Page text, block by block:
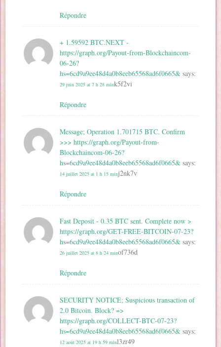
Répondre
+ 1.59592 BTC.NEXT -
https://graph.org/Payout-from-Blockchaincom-
06-26?
hs=6cd9a9ee48d4a0b8eeb65568ad6f0665& says:
29 juin 2025 at 7 h 28 mink5f2vi
Répondre
Message; Operation 1.701715 BTC. Confirm
>>> https://graph.org/Payout-from-
Blockchaincom-06-26?
hs=6cd9a9ee48d4a0b8eeb65568ad6f0665& says:
14 juillet 2025 at 1 h 15 minj2nk7v
Répondre
Fast Deposit - 0.35 BTC sent. Complete now >
https://graph.org/GET-FREE-BITCOIN-07-23?
hs=6cd9a9ee48d4a0b8eeb65568ad6f0665& says:
26 juillet 2025 at 8 h 24 minof736d
Répondre
SECURITY NOTICE; Suspicious transaction of
2.0 Bitcoin. Block? =>
https://graph.org/COLLECT-BTC-07-23?
hs=6cd9a9ee48d4a0b8eeb65568ad6f0665& says:
12 août 2025 at 19 h 59 minl3zr49